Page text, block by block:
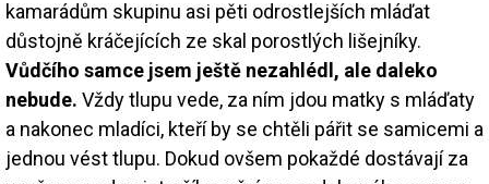
kamarádům skupinu asi pěti odrostlejších mláďat
důstojně kráčejících ze skal porostlých lišejníky.
Vůdčího samce jsem ještě nezahlédl, ale daleko
nebude. Vždy tlupu vede, za ním jdou matky s mláďaty
a nakonec mladíci, kteří by se chtěli pářit se samicemi a
jednou vést tlupu. Dokud ovšem pokaždé dostávají za